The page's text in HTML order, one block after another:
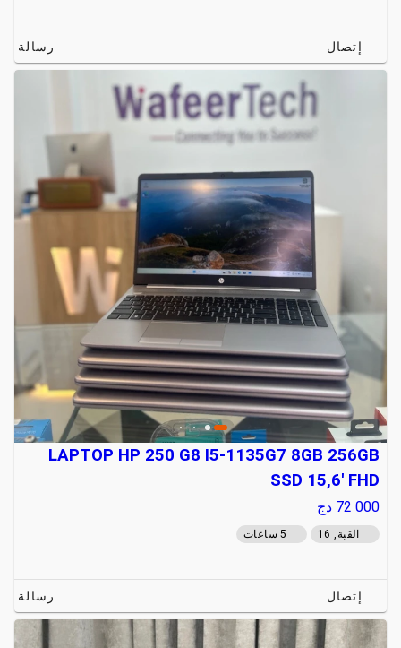
إتصال رسالة
LAPTOP HP 250 G8 I5-1135G7 8GB 256GB
SSD 15,6' FHD
72 000 دج
القبة, 16 5 ساعات
إتصال رسالة